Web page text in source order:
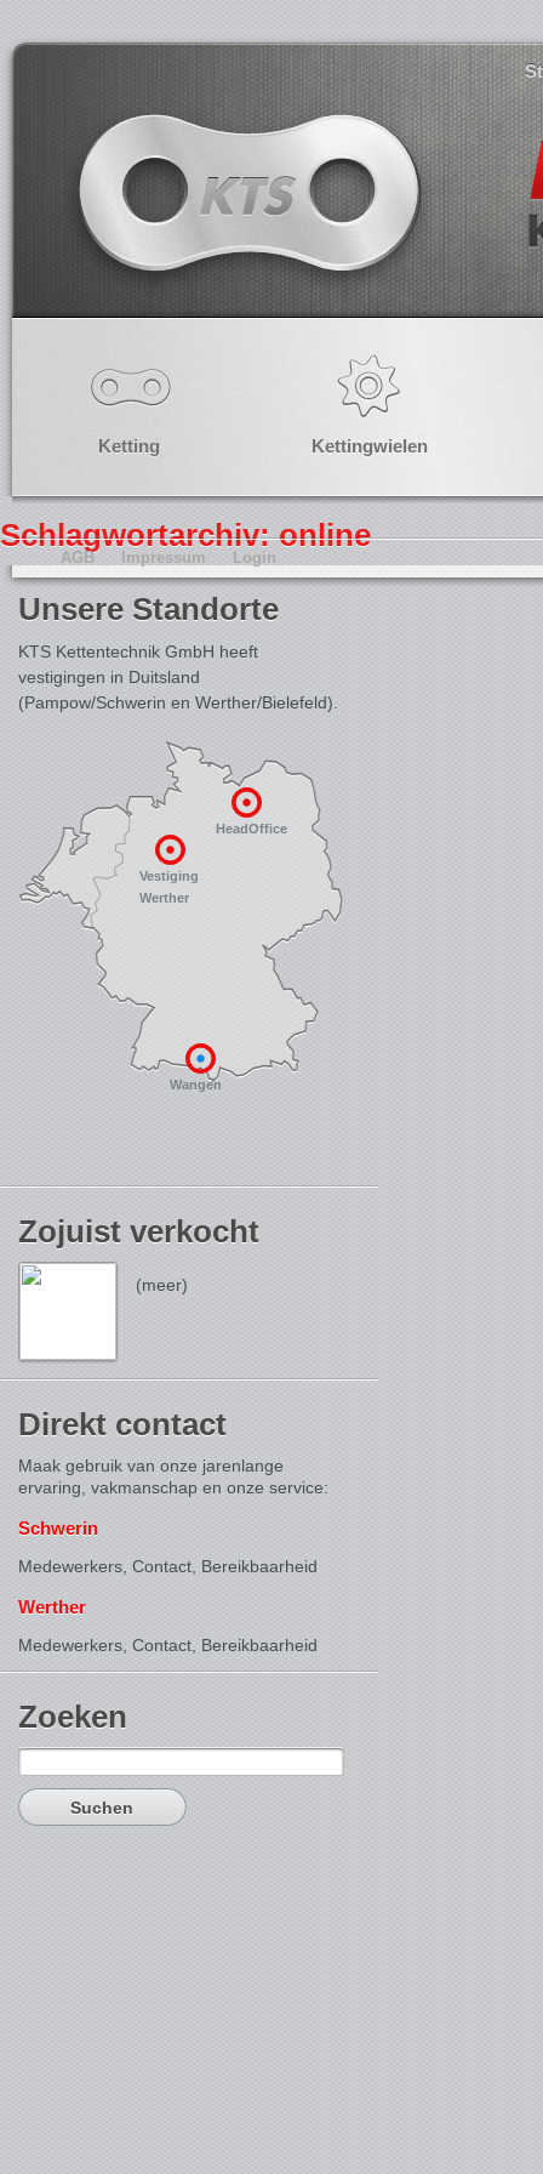
Ketting Kettingwielen
Schlagwortarchiv: online
Unsere Standorte
KTS Kettentechnik GmbH heeft
vestigingen in Duitsland
(Pampow/Schwerin en Werther/Bielefeld).
HeadOffice
Vestiging
Werther
Wangen
Zojuist verkocht
(meer)
Direkt contact
Maak gebruik van onze jarenlange
ervaring, vakmanschap en onze service:
Schwerin
Medewerkers, Contact, Bereikbaarheid
Werther
Medewerkers, Contact, Bereikbaarheid
Zoeken
Suchen
nach:
AGB Impressum Login